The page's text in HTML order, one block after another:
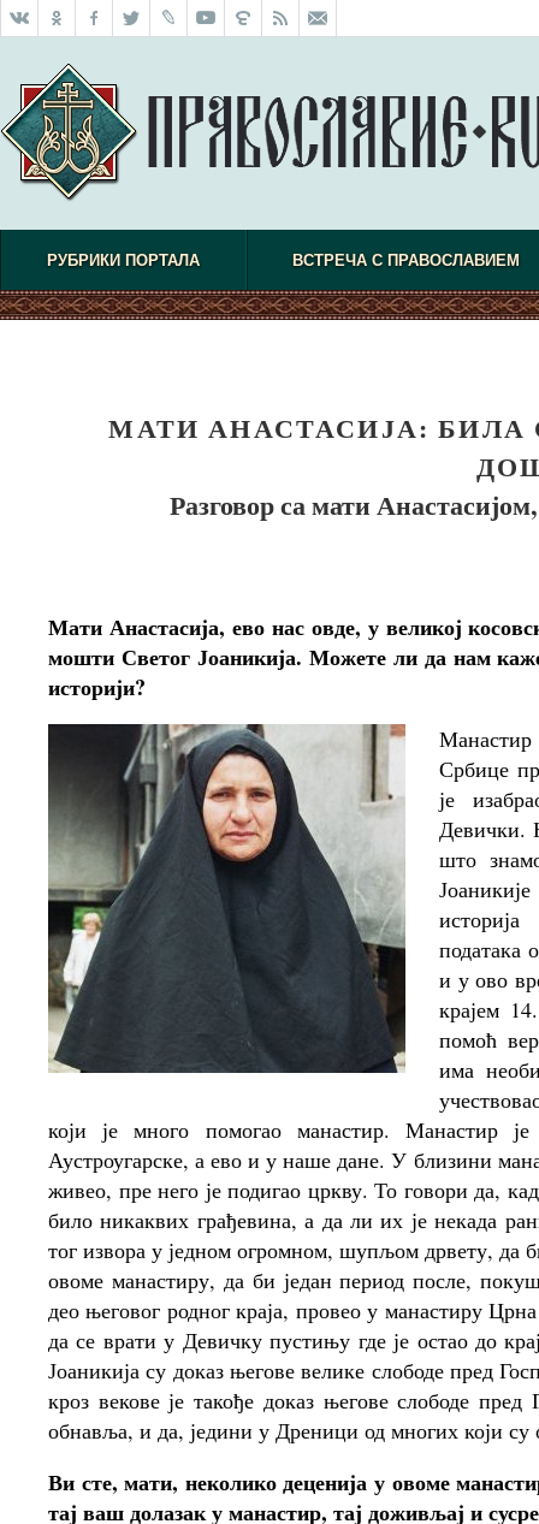
РУБРИКИ ПОРТАЛА ВСТРЕЧА С ПРАВОСЛАВИЕМ
МАТИ АНАСТАСИЈА:
Разговор са мати
Мати Анастасија, ево нас овде, у великој
мошти Светог Јоаникија. Можете ли да нам
историји?
Србице
је
Девички.
што
података
и у ово
крајем
помоћ
има
који је много помогао манастир. Манастир
Аустроугарске, а ево и у наше дане. У близини
живео, пре него је подигао цркву. То говори да,
било никаквих грађевина, а да ли их је некада
тог извора у једном огромном, шупљом дрвету, да
овоме манастиру, да би један период после,
део његовог родног краја, провео у манастиру
да се врати у Девичку пустињу где је остао до
Јоаникија су доказ његове велике слободе пред
кроз векове је такође доказ његове слободе
обнавља, и да, једини у Дреници од многих који
Ви сте, мати, неколико деценија у овоме
тај ваш долазак у манастир, тај доживљај и